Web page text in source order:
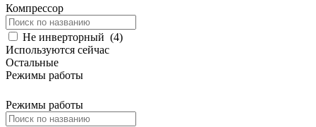
Компрессор
Не инверторный (4)
Используются сейчас
Остальные
Режимы работы
Режимы работы